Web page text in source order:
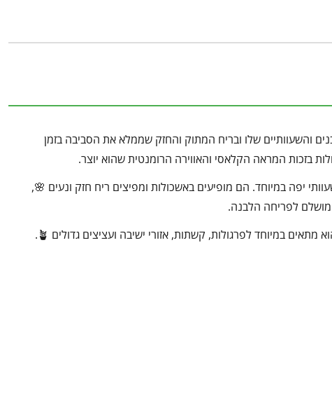
והשעוותיים שלו ובריח המתוק והחזק שממלא את הסביבה בזמן
בזכות המראה הקלאסי והאווירה הרומנטית שהוא יוצר.
יפה במיוחד. הם מופיעים באשכולות ומפיצים ריח חזק ונעים 🌸,
מושלם לפריחה הלבנה.
במיוחד לפרגולות, קשתות, אזורי ישיבה ועציצים גדולים 🪴.